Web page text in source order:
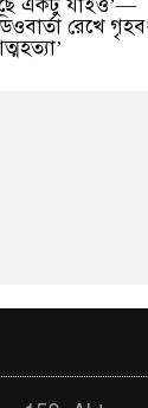
একটু যাইও’—
রেখে